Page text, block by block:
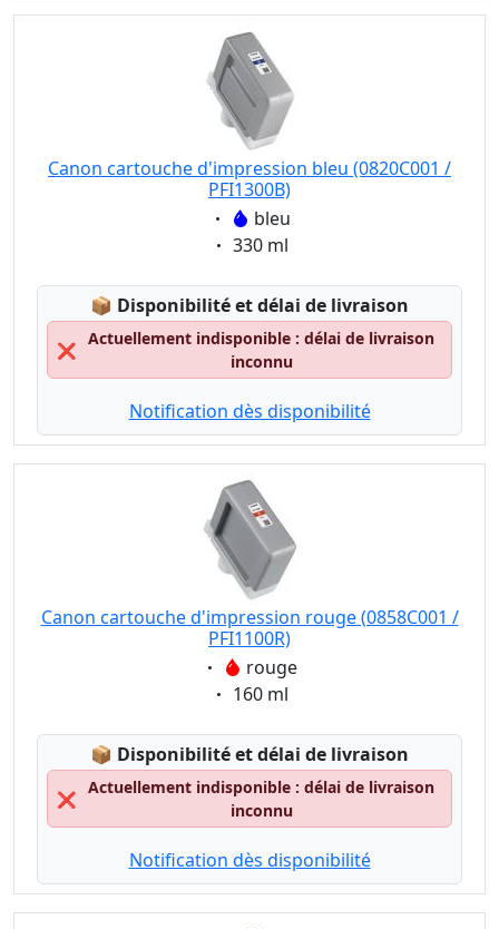
Canon cartouche d'impression bleu (0820C001 /
PFI1300B)
Eigenschaft:
bleu
Eigenschaft:
330 ml
📦 Lagerstatus:
Disponibilité et délai de livraison
❌
Actuellement indisponible : délai de livraison
inconnu
Notification dès disponibilité
Canon cartouche d'impression rouge (0858C001 /
PFI1100R)
Eigenschaft:
rouge
Eigenschaft:
160 ml
📦 Lagerstatus:
Disponibilité et délai de livraison
❌
Actuellement indisponible : délai de livraison
inconnu
Notification dès disponibilité